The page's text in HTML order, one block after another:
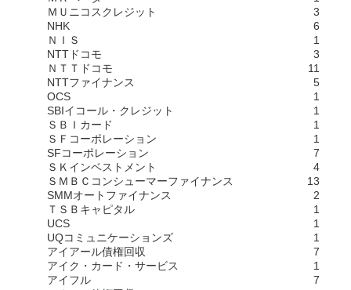
ＭＵニコスクレジット
3
NHK
6
ＮＩＳ
1
NTTドコモ
3
ＮＴＴドコモ
11
NTTファイナンス
5
OCS
1
SBIイコール・クレジット
1
ＳＢＩカード
1
ＳＦコーポレーション
1
SFコーポレーション
7
ＳＫインベストメント
4
ＳＭＢＣコンシューマーファイナンス
13
SMMオートファイナンス
2
ＴＳＢキャピタル
1
UCS
1
UQコミュニケーションズ
1
アイアール債権回収
7
アイク・カード・サービス
1
アイフル
7